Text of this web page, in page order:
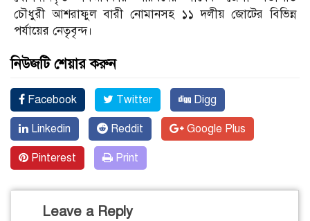
চৌধুরী আশরাফুল বারী নোমানসহ ১১ দলীয় জোটের বিভিন্ন
পর্যায়ের নেতৃবৃন্দ।
নিউজটি শেয়ার করুন
Facebook Twitter Digg
Linkedin Reddit Google Plus
Pinterest Print
Leave a Reply